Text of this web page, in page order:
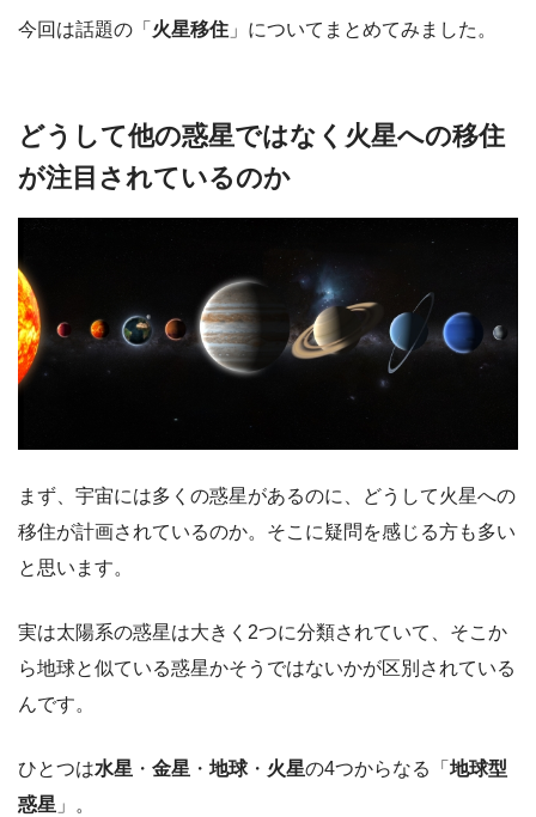
今回は話題の「 火星移住 」についてまとめてみました。
どうして他の惑星ではなく火星への移住
が注目されているのか
まず、宇宙には多くの惑星があるのに、どうして火星への
移住が計画されているのか。そこに疑問を感じる方も多い
と思います。
実は太陽系の惑星は大きく2つに分類されていて、そこか
ら地球と似ている惑星かそうではないかが区別されている
んです。
ひとつは水星 ・ 金星 ・ 地球・ 火星の4つからなる「 地球型
惑星 」 。